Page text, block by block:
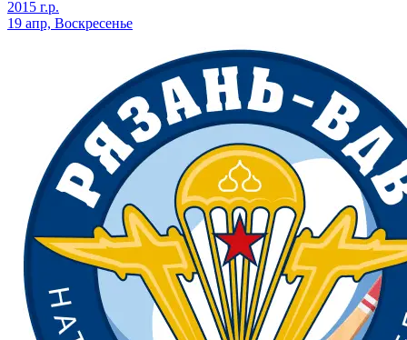
2015 г.р.
19 апр, Воскресенье